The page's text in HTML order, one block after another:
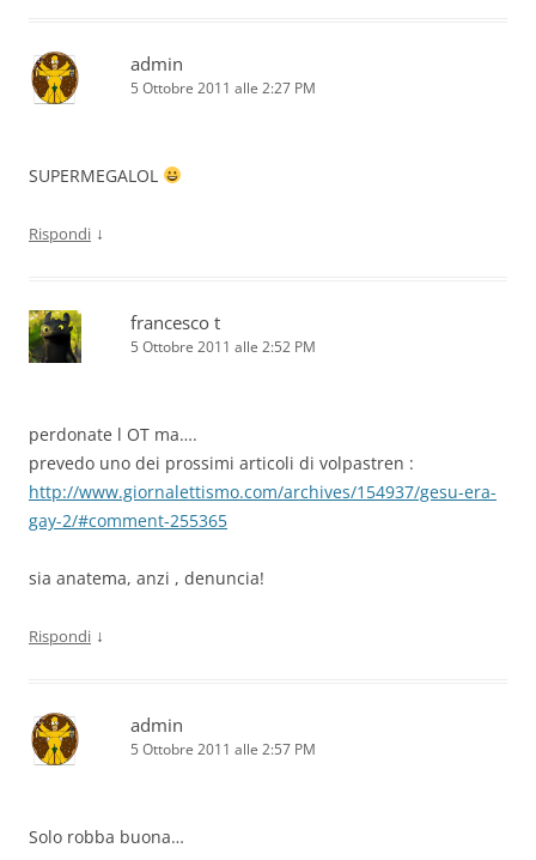
admin
5 Ottobre 2011 alle 2:27 PM
SUPERMEGALOL
Rispondi ↓
francesco t
5 Ottobre 2011 alle 2:52 PM
perdonate l OT ma….
prevedo uno dei prossimi articoli di volpastren :
http://www.giornalettismo.com/archives/154937/gesu-era-
gay-2/#comment-255365
sia anatema, anzi , denuncia!
Rispondi ↓
admin
5 Ottobre 2011 alle 2:57 PM
Solo robba buona…